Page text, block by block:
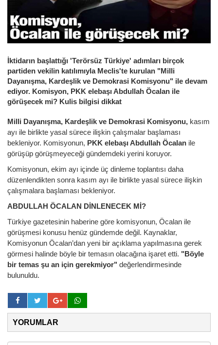
İktidarın başlattığı 'Terörsüz Türkiye' adımları birçok
partiden vekilin katılımıyla Meclis'te kurulan "Milli
Dayanışma, Kardeşlik ve Demokrasi Komisyonu" ile devam
ediyor. Komisyon, PKK elebaşı Abdullah Öcalan ile
görüşecek mi? Kulis bilgisi dikkat
Milli Dayanışma, Kardeşlik ve Demokrasi Komisyonu, kasım
ayı ile birlikte yasal sürece ilişkin çalışmalar başlaması
bekleniyor. Komisyonun, PKK elebaşı Abdullah Öcalan ile
görüşüp görüşmeyeceği gündemdeki yerini koruyor.
Komisyonun, ekim ayı içinde üç dinleme toplantısı daha
düzenlendikten sonra kasım ayı ile birlikte yasal sürece ilişkin
çalışmalara başlaması bekleniyor.
ABDULLAH ÖCALAN DİNLENECEK Mİ?
Türkiye gazetesinin haberine göre komisyonun, Öcalan ile
görüşmesi konusu henüz gündemde değil. Kaynaklar,
Komisyonun Öcalan’dan yeni bir açıklama yapılmasına gerek
görmesi halinde böyle bir temasın olacağına işaret etti. "Böyle
bir temas şu an için gerekmiyor" değerlendirmesinde
bulunuldu.
YORUMLAR